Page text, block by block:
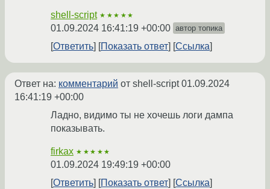
shell-script ★★★★★
01.09.2024 16:41:19 +00:00 автор топика
Ответить Показать ответ Ссылка
Ответ на: комментарий от shell-script01.09.2024
16:41:19 +00:00
Ладно, видимо ты не хочешь логи дампа
показывать.
firkax ★★★★★
01.09.2024 19:49:19 +00:00
Ответить
Показать ответ Ссылка